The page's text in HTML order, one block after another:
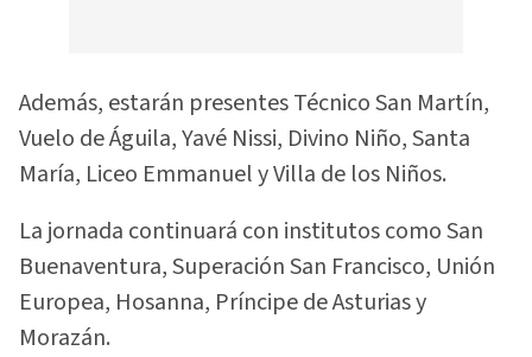
Además, estarán presentes Técnico San Martín,
Vuelo de Águila, Yavé Nissi, Divino Niño, Santa
María, Liceo Emmanuel y Villa de los Niños.
La jornada continuará con institutos como San
Buenaventura, Superación San Francisco, Unión
Europea, Hosanna, Príncipe de Asturias y
Morazán.